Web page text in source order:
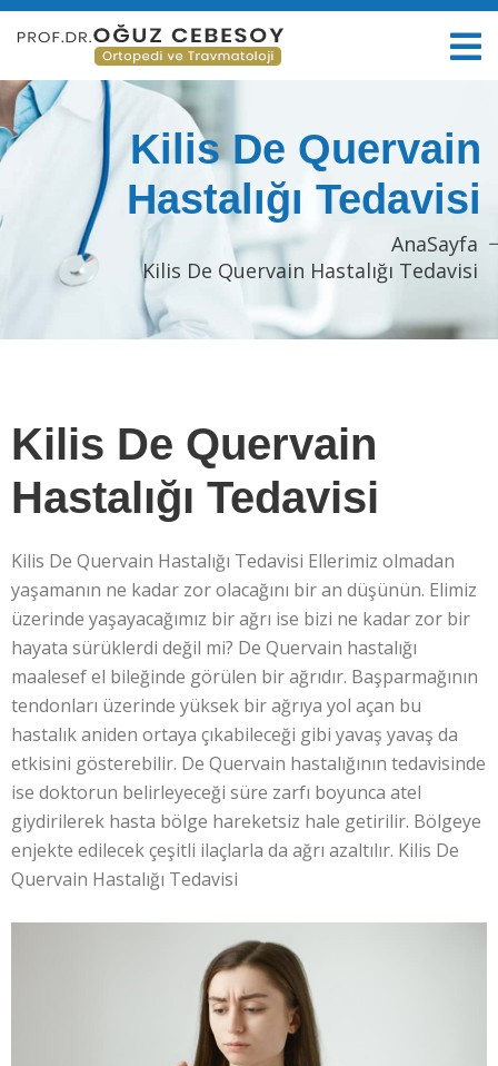
Kilis De Quervain
Hastalığı Tedavisi
AnaSayfa
Kilis De Quervain Hastalığı Tedavisi
Kilis De Quervain
Hastalığı Tedavisi
Kilis De Quervain Hastalığı Tedavisi Ellerimiz olmadan
yaşamanın ne kadar zor olacağını bir an düşünün. Elimiz
üzerinde yaşayacağımız bir ağrı ise bizi ne kadar zor bir
hayata sürüklerdi değil mi? De Quervain hastalığı
maalesef el bileğinde görülen bir ağrıdır. Başparmağının
tendonları üzerinde yüksek bir ağrıya yol açan bu
hastalık aniden ortaya çıkabileceği gibi yavaş yavaş da
etkisini gösterebilir. De Quervain hastalığının tedavisinde
ise doktorun belirleyeceği süre zarfı boyunca atel
giydirilerek hasta bölge hareketsiz hale getirilir. Bölgeye
enjekte edilecek çeşitli ilaçlarla da ağrı azaltılır. Kilis De
Quervain Hastalığı Tedavisi